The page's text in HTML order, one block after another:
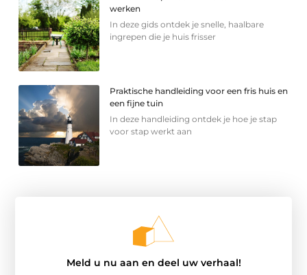
werken
In deze gids ontdek je snelle, haalbare
ingrepen die je huis frisser
Praktische handleiding voor een fris huis en
een fijne tuin
In deze handleiding ontdek je hoe je stap
voor stap werkt aan
Meld u nu aan en deel uw verhaal!